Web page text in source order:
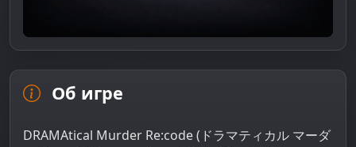
Об игре
DRAMAtical Murder Re:code (ドラマティカル マーダ